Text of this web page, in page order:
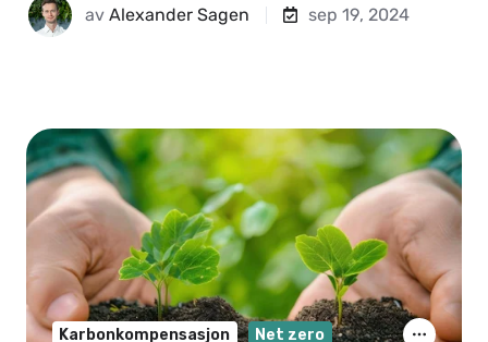
avAlexander Sagen sep 19, 2024
Karbonkompensasjon Net zero